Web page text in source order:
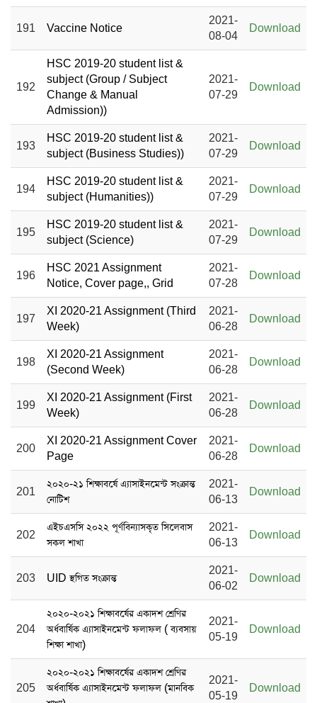
191 Vaccine Notice
2021-
08-04
Download
192
HSC 2019-20 student list &
subject (Group / Subject
Change & Manual
Admission))
2021-
07-29
Download
193
HSC 2019-20 student list &
subject (Business Studies))
2021-
07-29
Download
194
HSC 2019-20 student list &
subject (Humanities))
2021-
07-29
Download
195
HSC 2019-20 student list &
subject (Science)
2021-
07-29
Download
196
HSC 2021 Assignment
Notice, Cover page,, Grid
2021-
07-28
Download
197
XI 2020-21 Assignment (Third
Week)
2021-
06-28
Download
198
XI 2020-21 Assignment
(Second Week)
2021-
06-28
Download
199
XI 2020-21 Assignment (First
Week)
2021-
06-28
Download
200
XI 2020-21 Assignment Cover
Page
2021-
06-28
Download
201
২০২০-২১ শিক্ষাবর্ষে এ্যাসাইনমেন্ট সংক্রান্ত
নোটিশ
2021-
06-13
Download
202
এইচএসসি ২০২২ পূর্ণবিন্যাসকৃত সিলেবাস
সকল শাখা
2021-
06-13
Download
203 UID স্থগিত সংক্রান্ত
2021-
06-02
Download
204
২০২০-২০২১ শিক্ষাবর্ষের একাদশ শ্রেণির
অর্ধবার্ষিক এ্যাসাইনমেন্ট ফলাফল ( ব্যবসায়
শিক্ষা শাখা)
2021-
05-19
Download
205
২০২০-২০২১ শিক্ষাবর্ষের একাদশ শ্রেণির
অর্ধবার্ষিক এ্যাসাইনমেন্ট ফলাফল (মানবিক
2021-
05-19
Download